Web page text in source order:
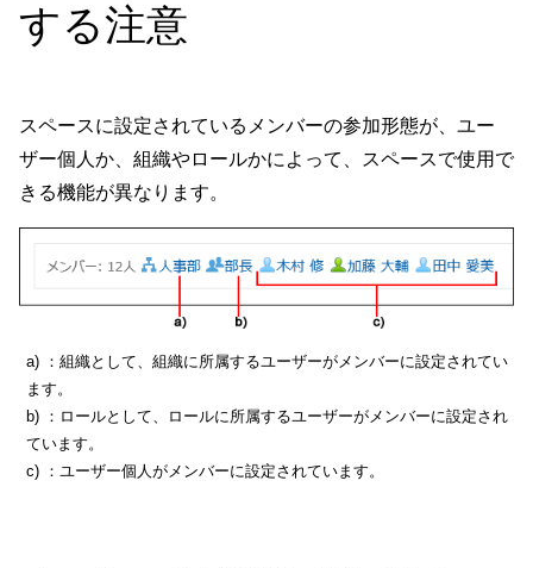
する注意
スペースに設定されているメンバーの参加形態が、ユー
ザー個人か、組織やロールかによって、スペースで使用で
きる機能が異なります。
a) ：組織として、組織に所属するユーザーがメンバーに設定されてい
ます。
b) ：ロールとして、ロールに所属するユーザーがメンバーに設定され
ています。
c) ：ユーザー個人がメンバーに設定されています。